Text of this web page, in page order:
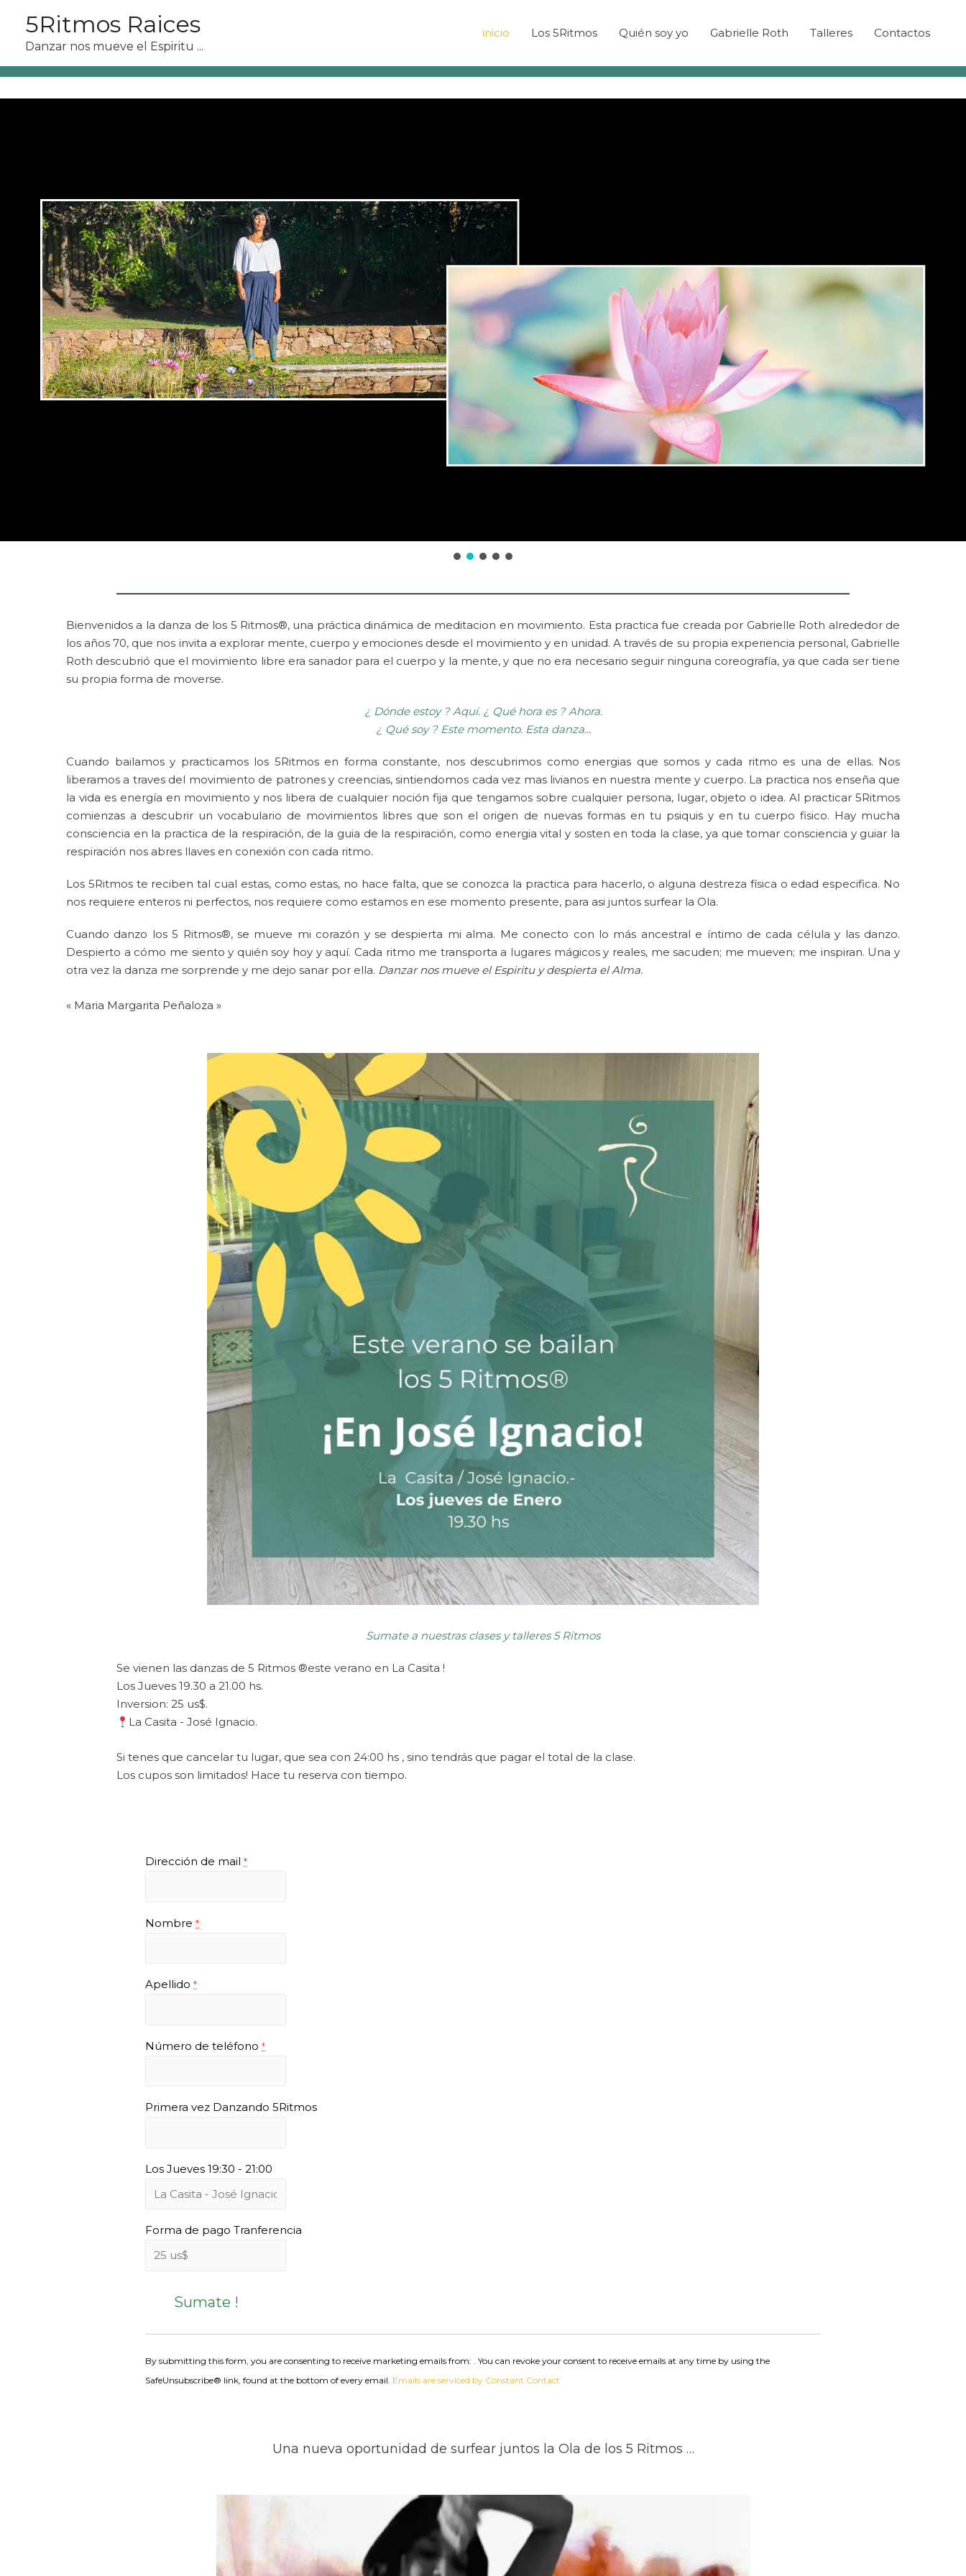
5Ritmos Raices
Danzar nos mueve el Espiritu ...
inicio Los 5Ritmos Quién soy yo Gabrielle Roth Talleres Contactos
Bienvenidos a la danza de los 5 Ritmos®, una práctica dinámica de meditacion en movimiento. Esta practica fue creada por Gabrielle Roth alrededor de
los años 70, que nos invita a explorar mente, cuerpo y emociones desde el movimiento y en unidad. A través de su propia experiencia personal, Gabrielle
Roth descubrió que el movimiento libre era sanador para el cuerpo y la mente, y que no era necesario seguir ninguna coreografía, ya que cada ser tiene
su propia forma de moverse.
¿ Dónde estoy ? Aquí. ¿ Qué hora es ? Ahora.
¿ Qué soy ? Este momento. Esta danza...
Cuando bailamos y practicamos los 5Ritmos en forma constante, nos descubrimos como energias que somos y cada ritmo es una de ellas. Nos
liberamos a traves del movimiento de patrones y creencias, sintiendomos cada vez mas livianos en nuestra mente y cuerpo. La practica nos enseña que
la vida es energía en movimiento y nos libera de cualquier noción fija que tengamos sobre cualquier persona, lugar, objeto o idea. Al practicar 5Ritmos
comienzas a descubrir un vocabulario de movimientos libres que son el origen de nuevas formas en tu psiquis y en tu cuerpo fisico. Hay mucha
consciencia en la practica de la respiración, de la guia de la respiración, como energia vital y sosten en toda la clase, ya que tomar consciencia y guiar la
respiración nos abres llaves en conexión con cada ritmo.
Los 5Ritmos te reciben tal cual estas, como estas, no hace falta, que se conozca la practica para hacerlo, o alguna destreza física o edad especifica. No
nos requiere enteros ni perfectos, nos requiere como estamos en ese momento presente, para asi juntos surfear la Ola.
Cuando danzo los 5 Ritmos®, se mueve mi corazón y se despierta mi alma. Me conecto con lo más ancestral e íntimo de cada célula y las danzo.
Despierto a cómo me siento y quién soy hoy y aquí. Cada ritmo me transporta a lugares mágicos y reales, me sacuden; me mueven; me inspiran. Una y
otra vez la danza me sorprende y me dejo sanar por ella. Danzar nos mueve el Espiritu y despierta el Alma.
« Maria Margarita Peñaloza »
Sumate a nuestras clases y talleres 5 Ritmos
Se vienen las danzas de 5 Ritmos ®️este verano en La Casita !
Los Jueves 19.30 a 21.00 hs.
Inversion: 25 us$.
La Casita - José Ignacio.
Si tenes que cancelar tu lugar, que sea con 24:00 hs , sino tendrás que pagar el total de la clase.
Los cupos son limitados! Hace tu reserva con tiempo.
Dirección de mail *
Nombre *
Apellido *
Número de teléfono *
Primera vez Danzando 5Ritmos
Los Jueves 19:30 - 21:00
Forma de pago Tranferencia
t
a
By submitting this form, you are consenting to receive marketing emails from: . You can revoke your consent to receive emails at any time by using the
SafeUnsubscribe® link, found at the bottom of every email. Emails are serviced by Constant Contact
Una nueva oportunidad de surfear juntos la Ola de los 5 Ritmos …